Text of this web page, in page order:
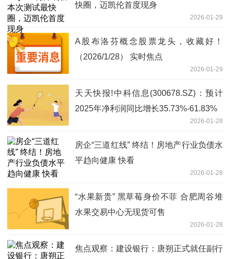
快圈，迈凯伦首度现身
2026-01-29
A股布洛芬概念股票龙头，收藏好！
（2026/1/28） 实时焦点
2026-01-29
天天快报!中科信息(300678.SZ)：预计
2025年净利润同比增长35.73%-61.83%
2026-01-28
房企“三道红线” 终结！房地产行业负债水
平趋向健康 快看
2026-01-28
“水果新贵” 黑草莓身价不菲 合肥周谷堆
水果交易中心无现货可售
2026-01-28
焦点观察：建设银行：唐朔正式就任副行